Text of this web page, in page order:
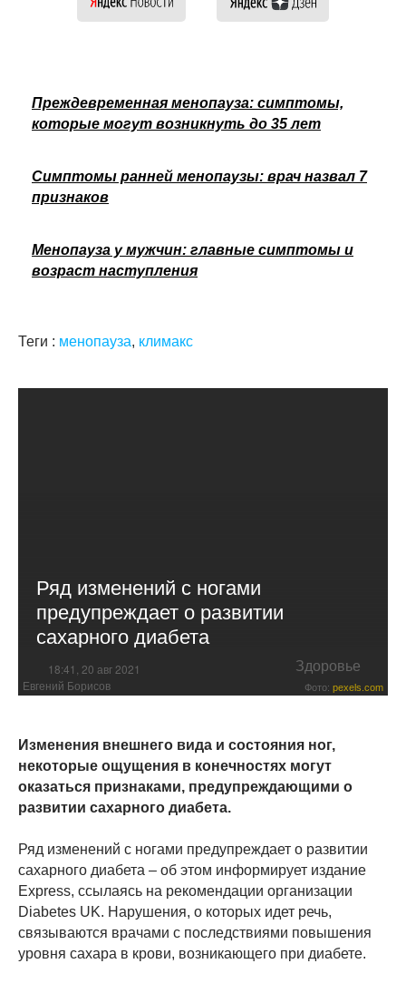
Преждевременная менопауза: симптомы,
которые могут возникнуть до 35 лет
Симптомы ранней менопаузы: врач назвал 7
признаков
Менопауза у мужчин: главные симптомы и
возраст наступления
Теги : менопауза, климакс
Ряд изменений с ногами
предупреждает о развитии
сахарного диабета
18:41, 20 авг 2021 Здоровье
Евгений Борисов Фото: pexels.com
Изменения внешнего вида и состояния ног,
некоторые ощущения в конечностях могут
оказаться признаками, предупреждающими о
развитии сахарного диабета.
Ряд изменений с ногами предупреждает о развитии
сахарного диабета – об этом информирует издание
Express, ссылаясь на рекомендации организации
Diabetes UK. Нарушения, о которых идет речь,
связываются врачами с последствиями повышения
уровня сахара в крови, возникающего при диабете.